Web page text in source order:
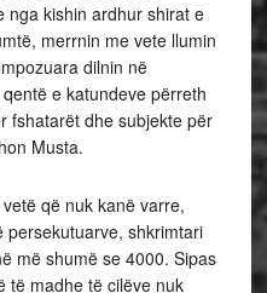
nga kishin ardhur shirat e
merrnin me vete llumin
dilnin në
e katundeve përreth
fshatarët dhe subjekte për
Musta.
që nuk kanë varre,
persekutuarve, shkrimtari
më shumë se 4000. Sipas
të madhe të cilëve nuk